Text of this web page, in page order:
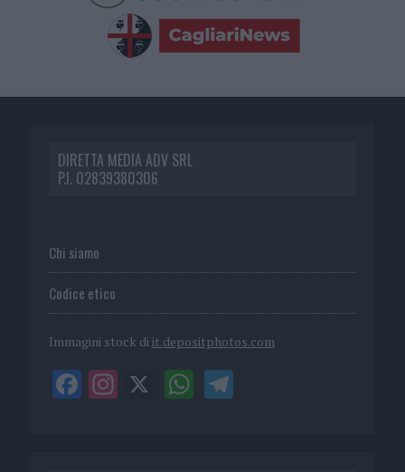
DIRETTA MEDIA ADV SRL
P.I. 02839380306
Chi siamo
Codice etico
Immagini stock di it.depositphotos.com